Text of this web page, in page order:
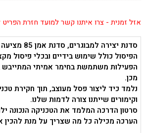
אזל זמנית - צרו איתנו קשר למועד חזרת
סדנת יצירה למבוגרים, סדנת אמן 85 מציעה הכירות עם עבודה בחימר.
הפיסול כולל שימוש בידיים ובכלי פיסול
הפעילות משתמשת בחימר אמיתי המתייבש
מכן.
נלמד כיד ליצור פסל מעוצב, תוך חקירת
וקימורים שייתנו צורה לדמות שלנו.
סרטון הדרכה המלמד את הטכניקה הנכונה
הערכה מכילה כל מה שצריך על מנת להכין